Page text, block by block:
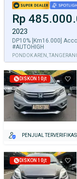
Rp
2023
DP10% [Km16.000]
#AUTOHIGH
PONDOK AREN,
DISKON 10jt
PENJUAL TERVERIFIKASI
DISKON 10jt